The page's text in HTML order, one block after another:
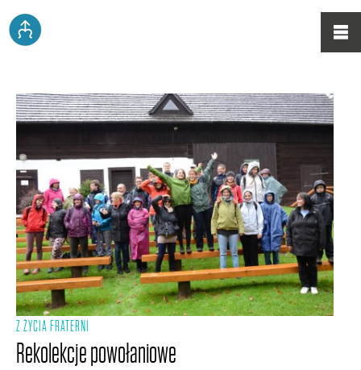
Z ŻYCIA FRATERNI
Rekolekcje powołaniowe